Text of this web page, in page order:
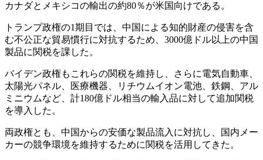
カナダとメキシコの輸出の約80％が米国向けである。
トランプ政権の1期目では、中国による知的財産の侵害を含
む不公正な貿易慣行に対抗するため、3000億ドル以上の中国
製品に関税を課した。
バイデン政権もこれらの関税を維持し、さらに電気自動車、
太陽光パネル、医療機器、リチウムイオン電池、鉄鋼、アル
ミニウムなど、計180億ドル相当の輸入品に対して追加関税
を導入した。
両政権とも、中国からの安価な製品流入に対抗し、国内メー
カーの競争環境を維持するために関税を活用してきた。